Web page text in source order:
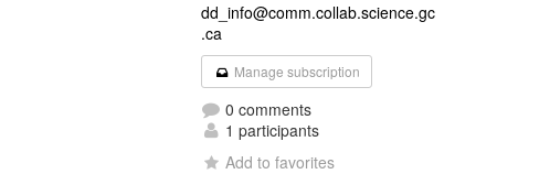
dd_info@comm.collab.science.gc
.ca
Manage subscription
0 comments
1 participants
Add to favorites